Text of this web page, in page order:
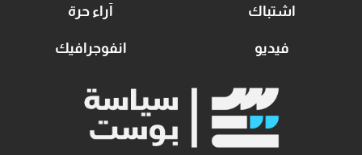
اشتباك آراء حرة
فيديو انفوجرافيك